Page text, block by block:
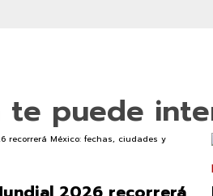
te puede